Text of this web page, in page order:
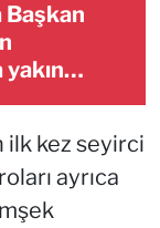
Başkan
yakın
ilk kez seyirci
ayrıca